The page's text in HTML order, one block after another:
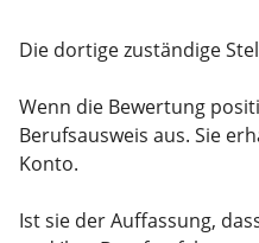
Die dortige zuständige
Wenn die Bewertung
Berufsausweis aus. Sie
Konto.
Ist sie der Auffassung,